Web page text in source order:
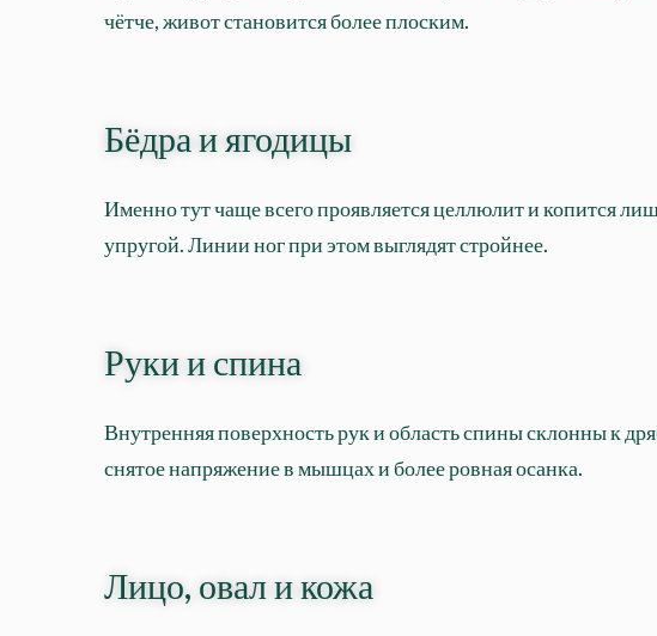
чётче, живот становится более плоским.
Бёдра и ягодицы
Именно тут чаще всего проявляется целлюлит и копится
упругой. Линии ног при этом выглядят стройнее.
Руки и спина
Внутренняя поверхность рук и область спины склонны к
снятое напряжение в мышцах и более ровная осанка.
Лицо, овал и кожа